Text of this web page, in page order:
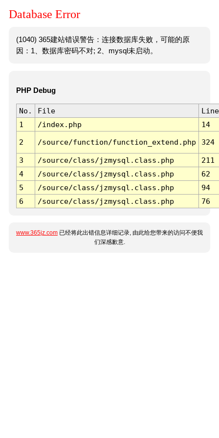
Database Error
(1040) 365建站错误警告：连接数据库失败，可能的原
因：1、数据库密码不对; 2、mysql未启动。
PHP Debug
No. File
Line
1
/index.php 14
2 /source/function/function_extend.php 324
3 /source/class/jzmysql.class.php
211
4
/source/class/jzmysql.class.php
62
5
/source/class/jzmysql.class.php
94
6
/source/class/jzmysql.class.php 76
www.365jz.com 已经将此出错信息详细记录, 由此给您带来的访问不便我
们深感歉意.